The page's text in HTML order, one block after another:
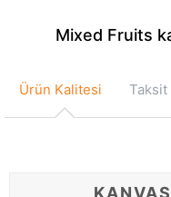
Mixed Fruits
Ürün Kalitesi